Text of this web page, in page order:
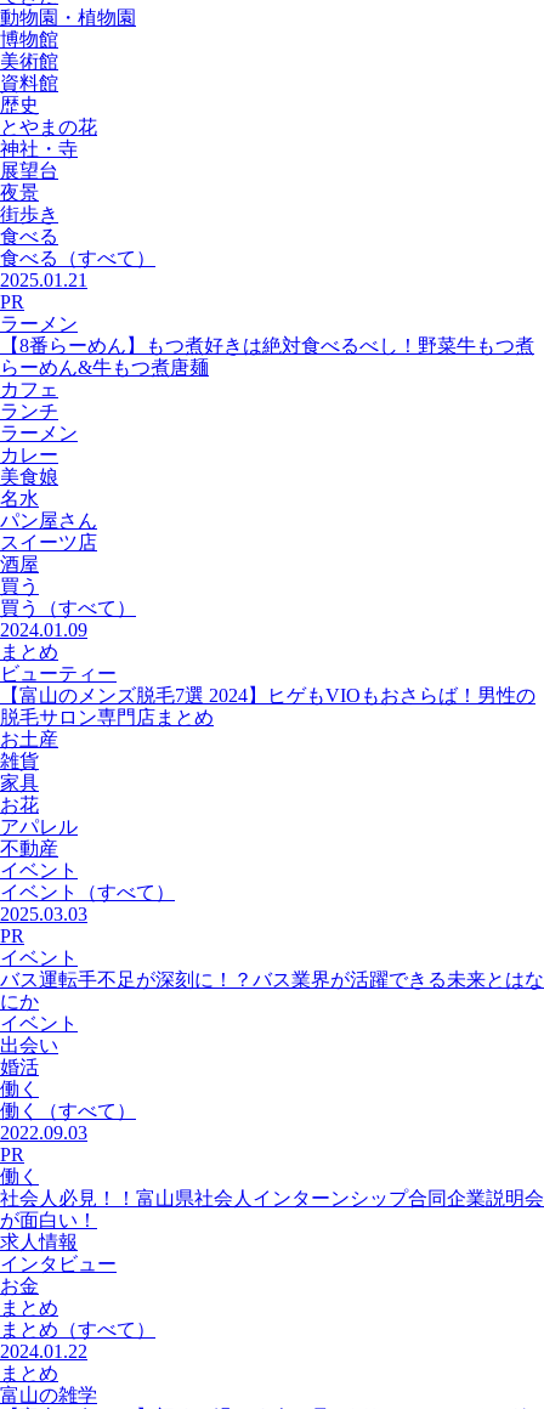
動物園・植物園
博物館
美術館
資料館
歴史
とやまの花
神社・寺
展望台
夜景
街歩き
食べる
食べる
（すべて）
2025.01.21
PR
ラーメン
【8番らーめん】もつ煮好きは絶対食べるべし！野菜牛もつ煮
らーめん&牛もつ煮唐麺
カフェ
ランチ
ラーメン
カレー
美食娘
名水
パン屋さん
スイーツ店
酒屋
買う
買う
（すべて）
2024.01.09
まとめ
ビューティー
【富山のメンズ脱毛7選 2024】ヒゲもVIOもおさらば！男性の
脱毛サロン専門店まとめ
お土産
雑貨
家具
お花
アパレル
不動産
イベント
イベント
（すべて）
2025.03.03
PR
イベント
バス運転手不足が深刻に！？バス業界が活躍できる未来とはな
にか
イベント
出会い
婚活
働く
働く
（すべて）
2022.09.03
PR
働く
社会人必見！！富山県社会人インターンシップ合同企業説明会
が面白い！
求人情報
インタビュー
お金
まとめ
まとめ （すべて）
2024.01.22
まとめ
富山の雑学